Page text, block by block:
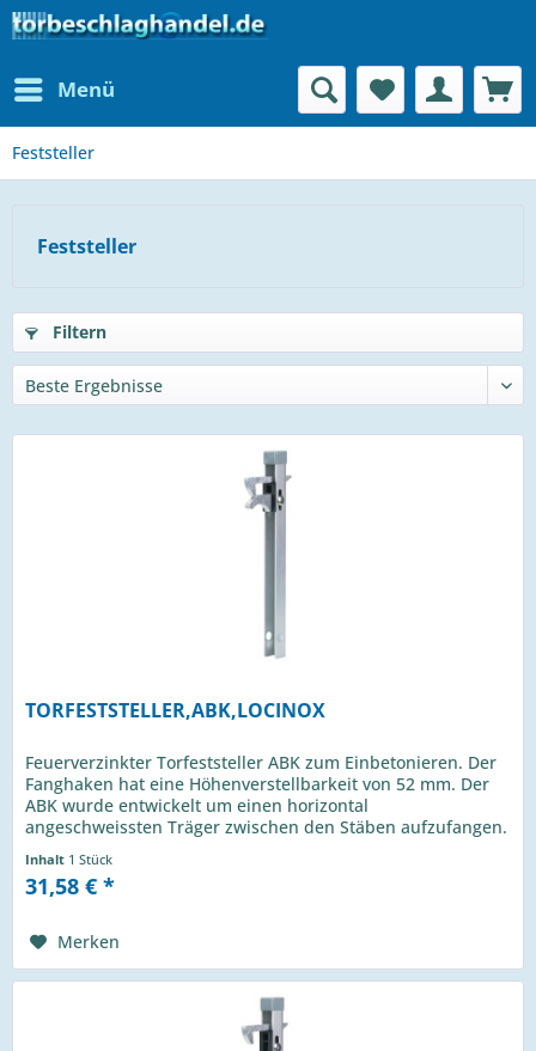
Menü
Feststeller
Feststeller
Filtern
TORFESTSTELLER,ABK,LOCINOX
Feuerverzinkter Torfeststeller ABK zum Einbetonieren. Der
Fanghaken hat eine Höhenverstellbarkeit von 52 mm. Der
ABK wurde entwickelt um einen horizontal
angeschweissten Träger zwischen den Stäben aufzufangen.
Inhalt 1 Stück
31,58 € *
Merken